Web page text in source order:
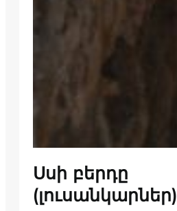
Սսի բերդը
(լուսանկարներ)